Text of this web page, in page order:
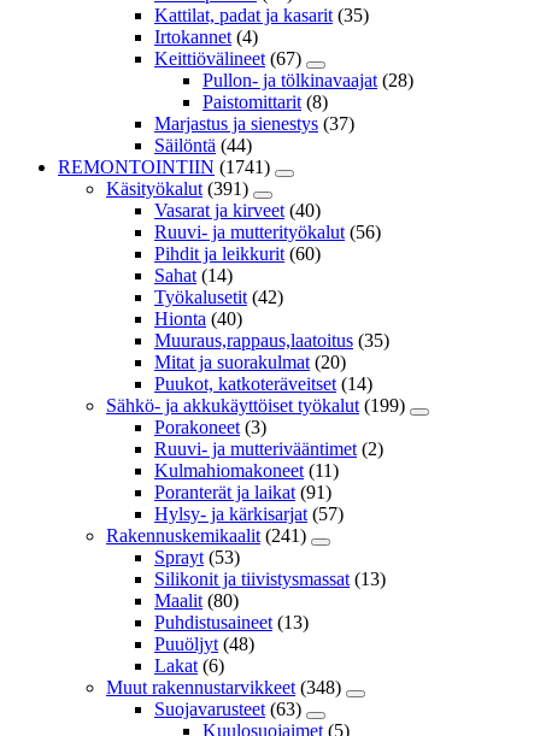
Kattilat, padat ja kasarit (35)
Irtokannet (4)
Keittiövälineet (67)
Pullon- ja tölkinavaajat (28)
Paistomittarit (8)
Marjastus ja sienestys (37)
Säilöntä (44)
REMONTOINTIIN (1741)
Käsityökalut (391)
Vasarat ja kirveet (40)
Ruuvi- ja mutterityökalut (56)
Pihdit ja leikkurit (60)
Sahat (14)
Työkalusetit (42)
Hionta (40)
Muuraus,rappaus,laatoitus (35)
Mitat ja suorakulmat (20)
Puukot, katkoteräveitset (14)
Sähkö- ja akkukäyttöiset työkalut (199)
Porakoneet (3)
Ruuvi- ja mutterivääntimet (2)
Kulmahiomakoneet (11)
Poranterät ja laikat (91)
Hylsy- ja kärkisarjat (57)
Rakennuskemikaalit (241)
Sprayt (53)
Silikonit ja tiivistysmassat (13)
Maalit (80)
Puhdistusaineet (13)
Puuöljyt (48)
Lakat (6)
Muut rakennustarvikkeet (348)
Suojavarusteet (63)
Kuulosuojaimet (5)